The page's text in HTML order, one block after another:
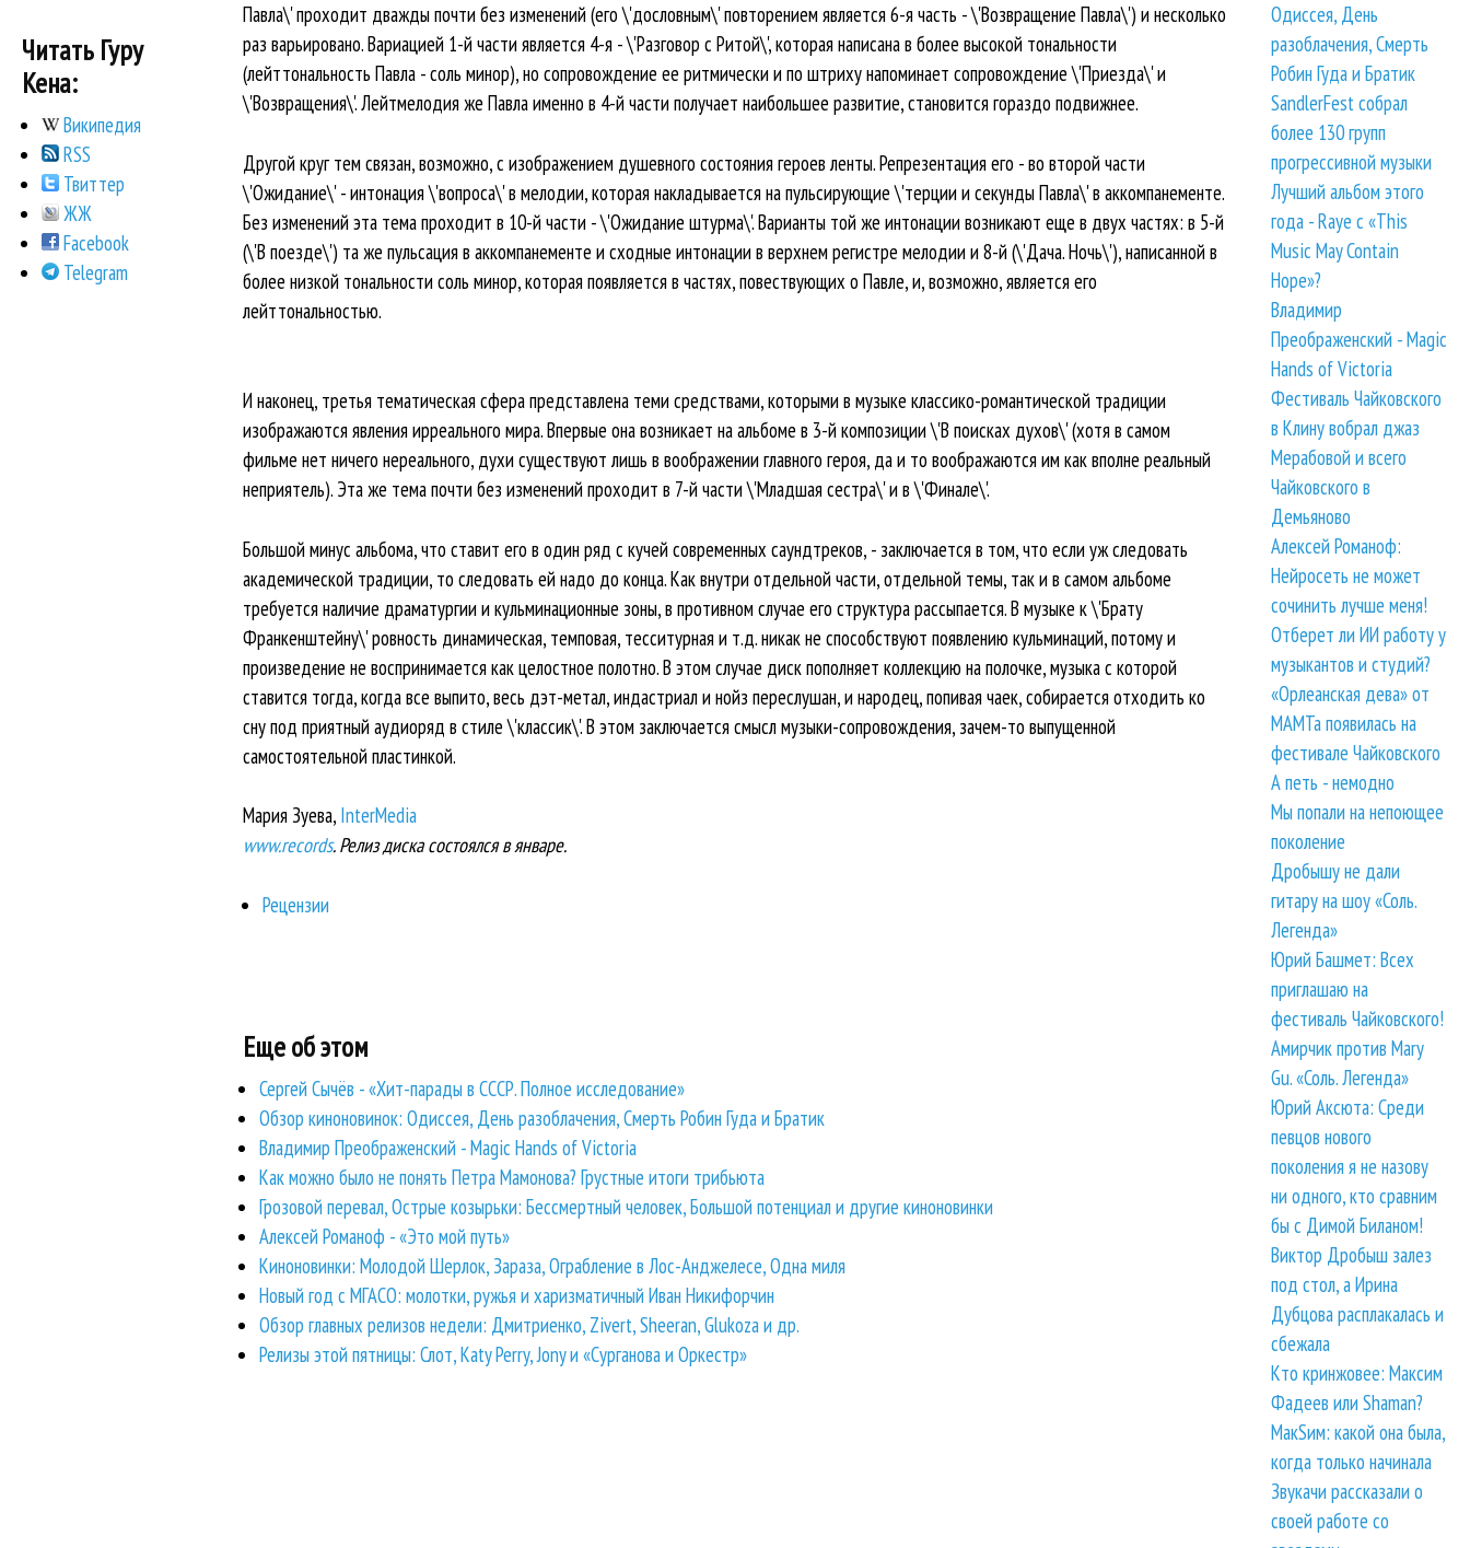
Павла\' проходит дважды почти без изменений (его \'дословным\' повторением является 6-я часть - \'Возвращение Павла\') и несколько
раз варьировано. Вариацией 1-й части является 4-я - \'Разговор с Ритой\', которая написана в более высокой тональности
(лейттональность Павла - соль минор), но сопровождение ее ритмически и по штриху напоминает сопровождение \'Приезда\' и
\'Возвращения\'. Лейтмелодия же Павла именно в 4-й части получает наибольшее развитие, становится гораздо подвижнее.
Другой круг тем связан, возможно, с изображением душевного состояния героев ленты. Репрезентация его - во второй части
\'Ожидание\' - интонация \'вопроса\' в мелодии, которая накладывается на пульсирующие \'терции и секунды Павла\' в аккомпанементе.
Без изменений эта тема проходит в 10-й части - \'Ожидание штурма\'. Варианты той же интонации возникают еще в двух частях: в 5-й
(\'В поезде\') та же пульсация в аккомпанементе и сходные интонации в верхнем регистре мелодии и 8-й (\'Дача. Ночь\'), написанной в
более низкой тональности соль минор, которая появляется в частях, повествующих о Павле, и, возможно, является его
лейттональностью.
И наконец, третья тематическая сфера представлена теми средствами, которыми в музыке классико-романтической традиции
изображаются явления ирреального мира. Впервые она возникает на альбоме в 3-й композиции \'В поисках духов\' (хотя в самом
фильме нет ничего нереального, духи существуют лишь в воображении главного героя, да и то воображаются им как вполне реальный
неприятель). Эта же тема почти без изменений проходит в 7-й части \'Младшая сестра\' и в \'Финале\'.
Большой минус альбома, что ставит его в один ряд с кучей современных саундтреков, - заключается в том, что если уж следовать
академической традиции, то следовать ей надо до конца. Как внутри отдельной части, отдельной темы, так и в самом альбоме
требуется наличие драматургии и кульминационные зоны, в противном случае его структура рассыпается. В музыке к \'Брату
Франкенштейну\' ровность динамическая, темповая, тесситурная и т.д. никак не способствуют появлению кульминаций, потому и
произведение не воспринимается как целостное полотно. В этом случае диск пополняет коллекцию на полочке, музыка с которой
ставится тогда, когда все выпито, весь дэт-метал, индастриал и нойз переслушан, и народец, попивая чаек, собирается отходить ко
сну под приятный аудиоряд в стиле \'классик\'. В этом заключается смысл музыки-сопровождения, зачем-то выпущенной
самостоятельной пластинкой.
Мария Зуева, InterMedia
www.records. Релиз диска состоялся в январе.
Рецензии
Еще об этом
Сергей Сычёв - «Хит-парады в СССР. Полное исследование»
Обзор киноновинок: Одиссея, День разоблачения, Смерть Робин Гуда и Братик
Владимир Преображенский - Magic Hands of Victoria
Как можно было не понять Петра Мамонова? Грустные итоги трибьюта
Грозовой перевал, Острые козырьки: Бессмертный человек, Большой потенциал и другие киноновинки
Алексей Романоф - «Это мой путь»
Киноновинки: Молодой Шерлок, Зараза, Ограбление в Лос-Анджелесе, Одна миля
Новый год с МГАСО: молотки, ружья и харизматичный Иван Никифорчин
Обзор главных релизов недели: Дмитриенко, Zivert, Sheeran, Glukoza и др.
Релизы этой пятницы: Слот, Katy Perry, Jony и «Сурганова и Оркестр»
Читать Гуру
Кена:
Википедия
RSS
Твиттер
ЖЖ
Facebook
Telegram
Одиссея, День
разоблачения, Смерть
Робин Гуда и Братик
SandlerFest собрал
более 130 групп
прогрессивной музыки
Лучший альбом этого
года - Raye с «This
Music May Contain
Hope»?
Владимир
Преображенский - Magic
Hands of Victoria
Фестиваль Чайковского
в Клину вобрал джаз
Мерабовой и всего
Чайковского в
Демьяново
Алексей Романоф:
Нейросеть не может
сочинить лучше меня!
Отберет ли ИИ работу у
музыкантов и студий?
«Орлеанская дева» от
МАМТа появилась на
фестивале Чайковского
А петь - немодно
Мы попали на непоющее
поколение
Дробышу не дали
гитару на шоу «Соль.
Легенда»
Юрий Башмет: Всех
приглашаю на
фестиваль Чайковского!
Амирчик против Mary
Gu. «Соль. Легенда»
Юрий Аксюта: Среди
певцов нового
поколения я не назову
ни одного, кто сравним
бы с Димой Биланом!
Виктор Дробыш залез
под стол, а Ирина
Дубцова расплакалась и
сбежала
Кто кринжовее: Максим
Фадеев или Shaman?
МакSим: какой она была,
когда только начинала
Звукачи рассказали о
своей работе со